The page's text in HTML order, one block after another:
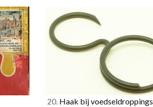
20.Haak bij voedseldroppings